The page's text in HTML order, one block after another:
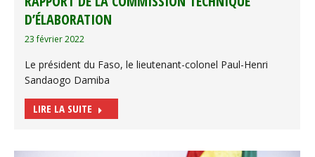
D’ÉLABORATION
23 février 2022
Le président du Faso, le lieutenant-colonel Paul-Henri
Sandaogo Damiba
LIRE LA SUITE